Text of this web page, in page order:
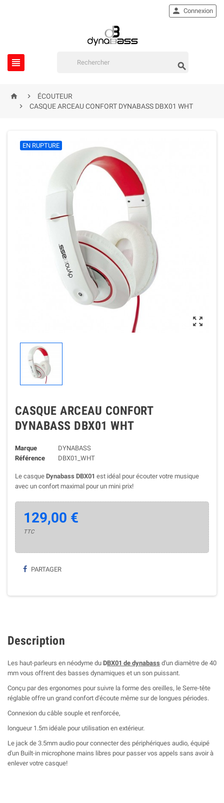
 
 Connexion
 
ÉCOUTEUR

CASQUE ARCEAU CONFORT DYNABASS DBX01 WHT

EN RUPTURE
CASQUE ARCEAU CONFORT
DYNABASS DBX01 WHT
Marque
DYNABASS
Référence
DBX01_WHT
Le casque Dynabass DBX01 est idéal pour écouter votre musique
avec un confort maximal pour un mini prix!
129,00 €
TTC
PARTAGER
Description
Les haut-parleurs en néodyme du DBX01 de dynabass d'un diamètre de 40
mm vous offrent des basses dynamiques et un son puissant.
Conçu par des ergonomes pour suivre la forme des oreilles, le Serre-tête
réglable offre un grand confort d'écoute même sur de longues périodes.
Connexion du câble souple et renforcée,
longueur 1.5m idéale pour utilisation en extérieur.
Le jack de 3.5mm audio pour connecter des périphériques audio, équipé
d'un Built-in microphone mains libres pour passer vos appels sans avoir à
enlever votre casque!